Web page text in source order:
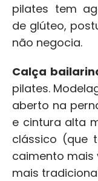
pilates tem
de glúteo,
não negocia.
Calça
pilates.
aberto na
e cintura alta
clássico (que
caimento mais
mais